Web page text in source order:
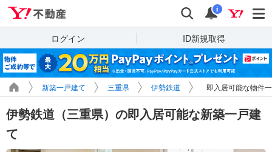
検索 通知
i
ログイン ID新規取得
新築一戸建て 三重県 伊勢鉄道 即入居可能な物件
伊勢鉄道（三重県）の即入居可能な新築一戸建
て